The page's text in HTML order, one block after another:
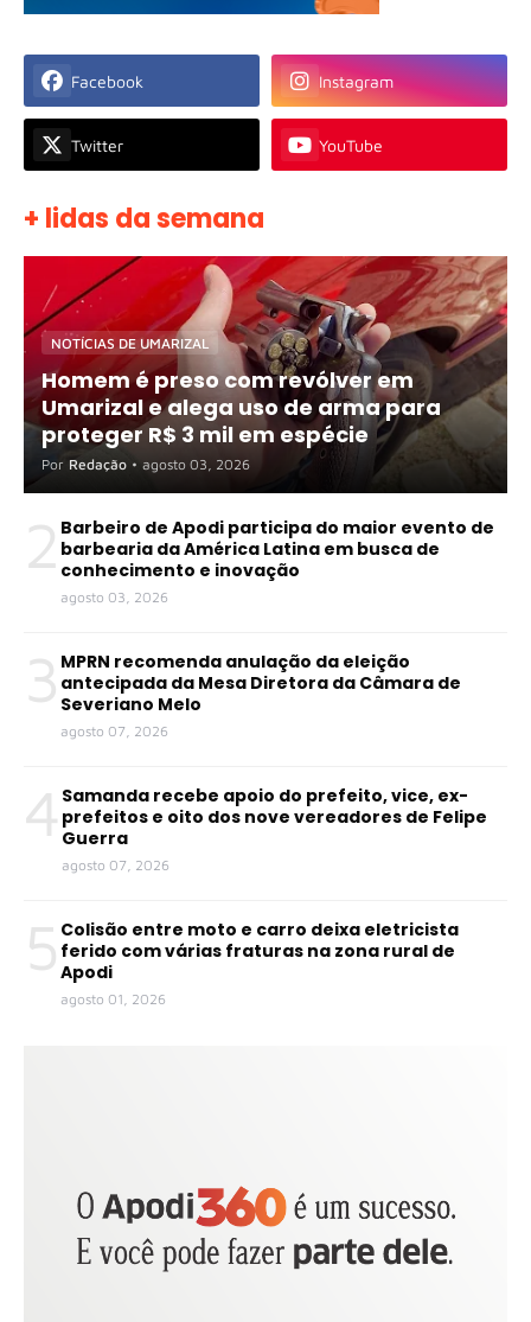
Facebook Instagram
Twitter YouTube
+ lidas da semana
NOTÍCIAS DE UMARIZAL
Homem é preso com revólver em
Umarizal e alega uso de arma para
proteger R$ 3 mil em espécie
Por Redação • agosto 03, 2026
2 Barbeiro de Apodi participa do maior evento de
barbearia da América Latina em busca de
conhecimento e inovação
agosto 03, 2026
3 MPRN recomenda anulação da eleição
antecipada da Mesa Diretora da Câmara de
Severiano Melo
agosto 07, 2026
4 Samanda recebe apoio do prefeito, vice, ex-
prefeitos e oito dos nove vereadores de Felipe
Guerra
agosto 07, 2026
5 Colisão entre moto e carro deixa eletricista
ferido com várias fraturas na zona rural de
Apodi
agosto 01, 2026